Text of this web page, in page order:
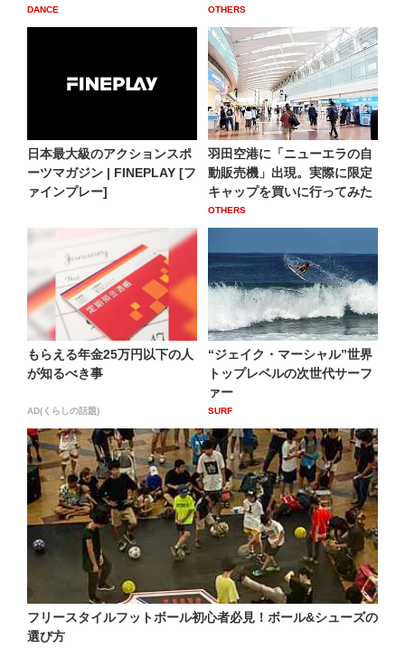
DANCE OTHERS
日本最大級のアクションスポ
ーツマガジン | FINEPLAY [フ
ァインプレー]
羽田空港に「ニューエラの自
動販売機」出現。実際に限定
キャップを買いに行ってみた
OTHERS
もらえる年金25万円以下の人
が知るべき事
AD(くらしの話題)
“ジェイク・マーシャル”世界
トップレベルの次世代サーフ
ァー
SURF
フリースタイルフットボール初心者必見！ボール&シューズの
選び方